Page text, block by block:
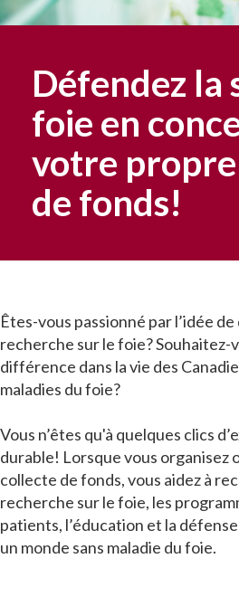
Défendez la
foie en
votre
de fonds!
Êtes-vous passionné par l’idée
recherche sur le foie? Souhaitez-
différence dans la vie des
maladies du foie?
Vous n’êtes qu'à quelques clics
durable! Lorsque vous organisez
collecte de fonds, vous aidez à
recherche sur le foie, les
patients, l’éducation et la
un monde sans maladie du foie.